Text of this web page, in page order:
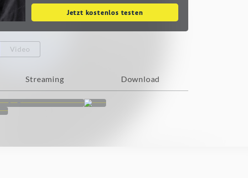
Jetzt kostenlos testen
Video
Streaming Download